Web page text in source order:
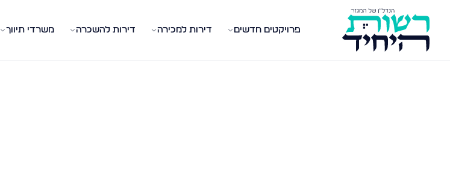
פרויקטים חדשים דירות למכירה דירות להשכרה משרדי תיווך